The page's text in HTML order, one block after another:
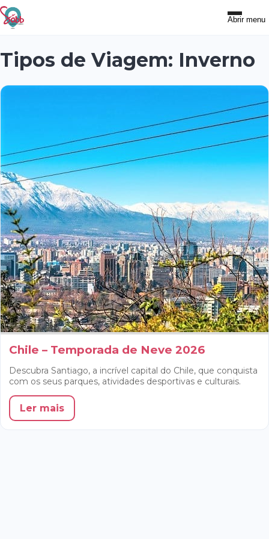
Abrir menu
Nossos
Serviços
Sabbendo
Contato
Tipos de Viagem: Inverno
Chile – Temporada de Neve 2026
Descubra Santiago, a incrível capital do Chile, que conquista
com os seus parques, atividades desportivas e culturais.
Ler mais